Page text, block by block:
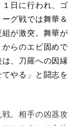
日に行われ、ゴ
グ戦では舞華＆
が激突。舞華が
らのエビ固めで
、刀羅への因縁
やる」と闘志を
。相手の凶器攻